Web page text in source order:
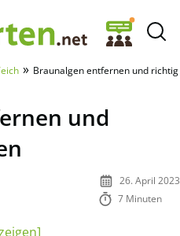
» Braunalgen entfernen und richtig
und
26. April 2023
7 Minuten